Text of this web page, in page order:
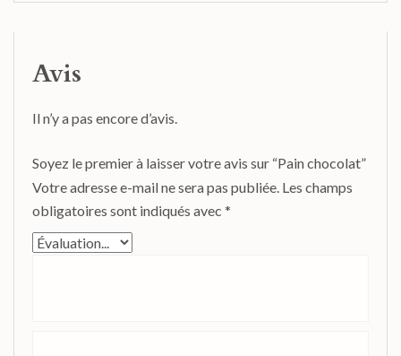
Avis
Il n’y a pas encore d’avis.
Soyez le premier à laisser votre avis sur “Pain chocolat”
Votre adresse e-mail ne sera pas publiée. Les champs
obligatoires sont indiqués avec *